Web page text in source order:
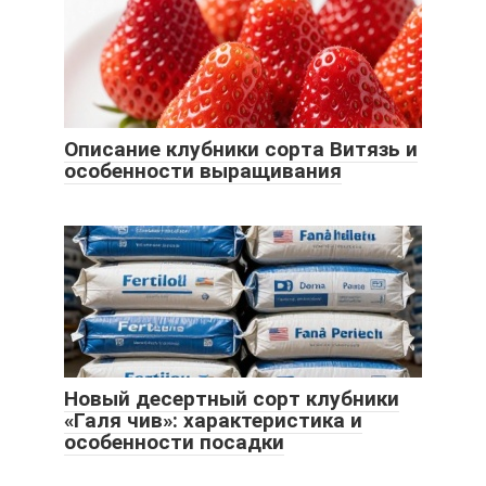
Описание клубники сорта Витязь и
особенности выращивания
Новый десертный сорт клубники
«Галя чив»: характеристика и
особенности посадки